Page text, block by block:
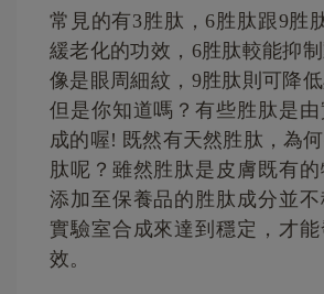
常見的有3胜肽，6胜肽跟9胜
緩老化的功效，6胜肽較能抑
像是眼周細紋，9胜肽則可降低
但是你知道嗎？有些胜肽是
成的喔! 既然有天然胜肽，為
肽呢？雖然胜肽是皮膚既有
添加至保養品的胜肽成分並
實驗室合成來達到穩定，才
效。